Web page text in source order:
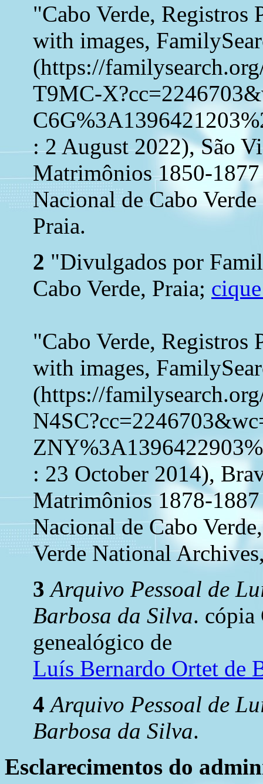
"Cabo Verde, Registros
with images,
(https://
T9MC-
: 2 August 2022), São
Matrimônios 1850-
Nacional de Cabo
Praia.
2 "Divulgados por
Cabo Verde, Praia;
"Cabo Verde, Registros
with images,
(https://
: 23 October 2014),
Matrimônios 1878-
Nacional de Cabo
Verde National
3 Arquivo Pessoal de
Barbosa da Silva.
genealógico de
Luís Bernardo Ortet de
4 Arquivo Pessoal de
Barbosa da Silva.
Esclarecimentos do